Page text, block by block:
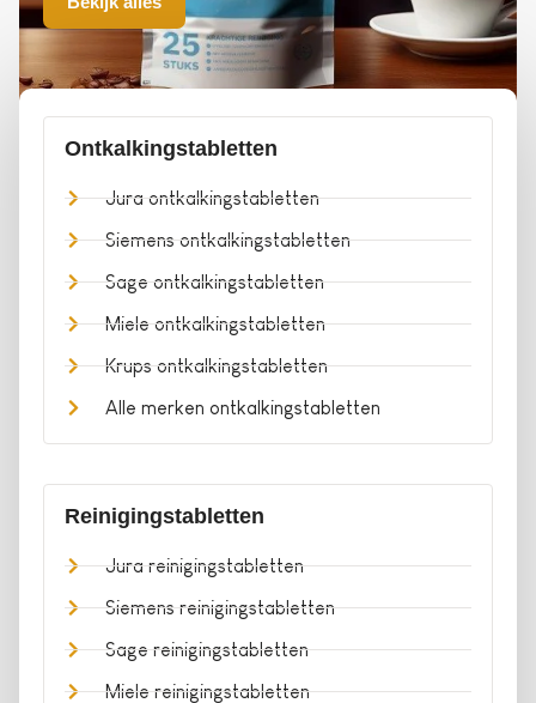
Ontkalkingstabletten
Jura ontkalkingstabletten
Siemens ontkalkingstabletten
Sage ontkalkingstabletten
Miele ontkalkingstabletten
Krups ontkalkingstabletten
Alle merken ontkalkingstabletten
Reinigingstabletten
Jura reinigingstabletten
Siemens reinigingstabletten
Sage reinigingstabletten
Miele reinigingstabletten